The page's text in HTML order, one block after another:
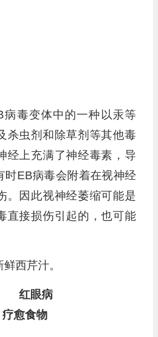
病毒变体中的一种以汞等
杀虫剂和除草剂等其他毒
经上充满了神经毒素，导
时EB病毒会附着在视神经
。因此视神经萎缩可能是
直接损伤引起的，也可能
西芹汁。
红眼病
疗愈食物